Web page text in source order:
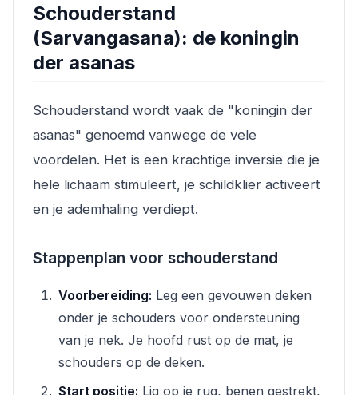
Schouderstand
(Sarvangasana): de koningin
der asanas
Schouderstand wordt vaak de "koningin der
asanas" genoemd vanwege de vele
voordelen. Het is een krachtige inversie die je
hele lichaam stimuleert, je schildklier activeert
en je ademhaling verdiept.
Stappenplan voor schouderstand
Voorbereiding: Leg een gevouwen deken
onder je schouders voor ondersteuning
van je nek. Je hoofd rust op de mat, je
schouders op de deken.
Start positie: Lig op je rug, benen gestrekt,